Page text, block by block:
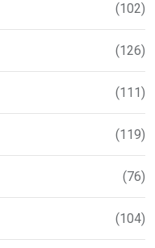
(102)
(126)
(111)
(119)
(76)
(104)